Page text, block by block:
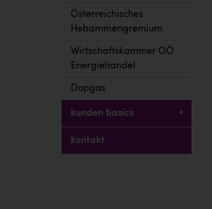
Österreichisches
Hebammengremium
Wirtschaftskammer OÖ
Energiehandel
Dopgas
kunden basics
kontakt